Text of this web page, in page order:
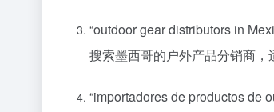
“outdoor gear distributors in
搜索墨西哥的户外产品分销商，
“importadores de productos de